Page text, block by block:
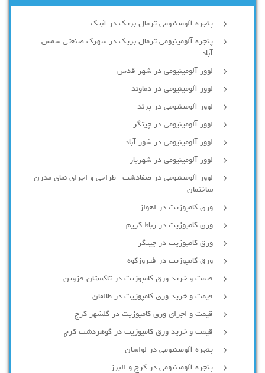
پنجره آلومینیومی ترمال بریک در آبیک
پنجره آلومینیومی ترمال بریک در شهرک صنعتی شمس
آباد
لوور آلومینیومی در شهر قدس
لوور آلومینیومی در دماوند
لوور آلومینیومی در پرند
لوور آلومینیومی در چیتگر
لوور آلومینیومی در شور آباد
لوور آلومينيومي در شهريار
لوور آلومینیومی در صفادشت | طراحی و اجرای نمای مدرن
ساختمان
ورق کامپوزیت در اهواز
ورق کامپوزیت در رباط کریم
ورق کامپوزیت در چیتگر
ورق کامپوزیت در فیروزکوه
قیمت و خرید ورق کامپوزیت در تاکستان قزوین
قیمت و خرید ورق کامپوزیت در طالقان
قیمت و اجرای ورق کامپوزیت در گلشهر کرج
قیمت و خرید ورق کامپوزیت در گوهردشت کرج
پنجره آلومینیومی در لواسان
پنجره آلومینیومی در کرج و البرز